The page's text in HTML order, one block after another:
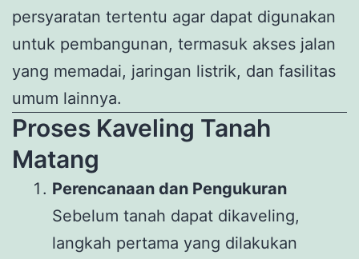
persyaratan tertentu agar dapat digunakan
untuk pembangunan, termasuk akses jalan
yang memadai, jaringan listrik, dan fasilitas
umum lainnya.
Proses Kaveling Tanah
Matang
Perencanaan dan Pengukuran
Sebelum tanah dapat dikaveling,
langkah pertama yang dilakukan